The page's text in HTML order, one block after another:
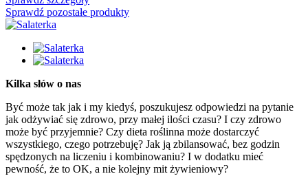
Sprawdź pozostałe produkty
Kilka słów o nas
Być może tak jak i my kiedyś, poszukujesz odpowiedzi na pytanie
jak odżywiać się zdrowo, przy małej ilości czasu? I czy zdrowo
może być przyjemnie? Czy dieta roślinna może dostarczyć
wszystkiego, czego potrzebuję? Jak ją zbilansować, bez godzin
spędzonych na liczeniu i kombinowaniu? I w dodatku mieć
pewność, że to OK, a nie kolejny mit żywieniowy?